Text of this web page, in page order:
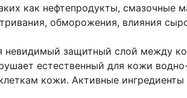
как нефтепродукты, смазочные
обморожения, влияния
невидимый защитный слой между
естественный для кожи
кожи. Активные